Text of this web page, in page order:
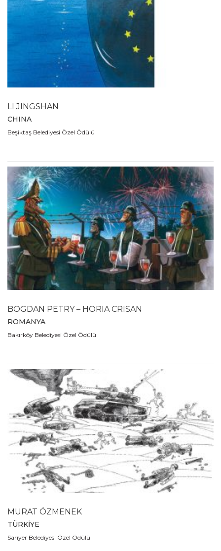
LI JINGSHAN
CHINA
Beşiktaş Belediyesi Özel Ödülü
BOGDAN PETRY – HORIA CRISAN
ROMANYA
Bakırköy Belediyesi Özel Ödülü
MURAT ÖZMENEK
TÜRKİYE
Sarıyer Belediyesi Özel Ödülü